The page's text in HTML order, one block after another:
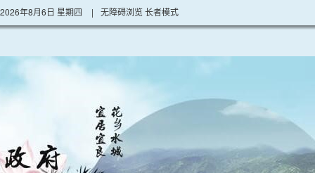
2026年8月6日 星期四 | 无障碍浏览长者模式